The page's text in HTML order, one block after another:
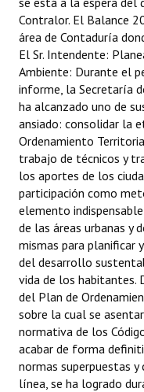
Contralor. El Balance
área de Contaduría
El Sr. Intendente:
Ambiente: Durante el
informe, la Secretaría
ha alcanzado uno de
ansiado: consolidar la
Ordenamiento
trabajo de técnicos y
los aportes de los
participación como
elemento
de las áreas urbanas y
mismas para planificar
del desarrollo
vida de los habitantes.
del Plan de
sobre la cual se
normativa de los
acabar de forma
normas superpuestas
línea, se ha logrado